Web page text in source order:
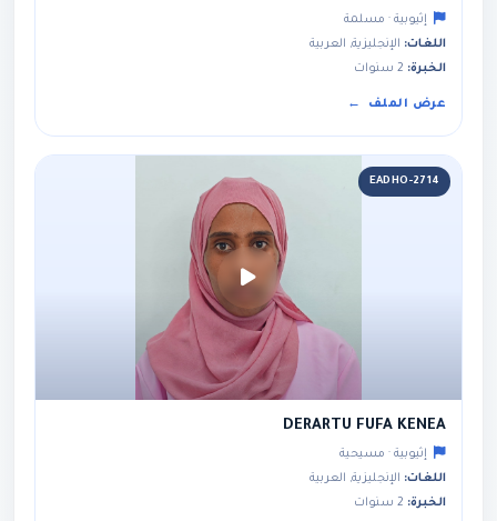
إثيوبية · مسلمة
اللغات: الإنجليزية, العربية
الخبرة:
عرض الملف
EADHO-2714
DERARTU FUFA KENEA
إثيوبية · مسيحية
اللغات: الإنجليزية, العربية
الخبرة: